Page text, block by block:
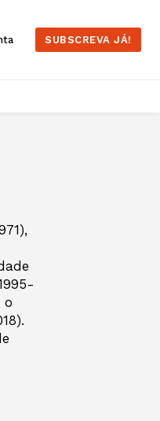
SUBSCREVA JÁ!
o